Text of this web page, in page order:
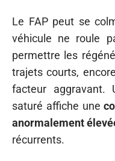
Le FAP peut se
véhicule ne roule
permettre les
trajets courts,
facteur
saturé affiche une
anormalement
récurrents.